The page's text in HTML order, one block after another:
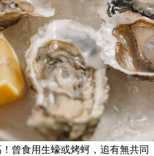
曾食用生蠔或烤蚵，追有無共同